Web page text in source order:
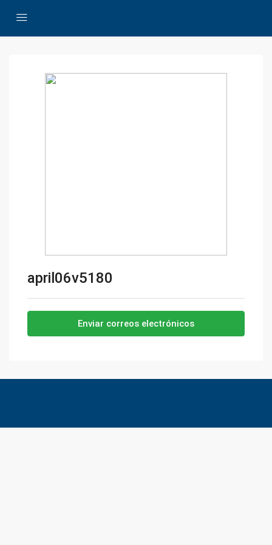
april06v5180
Enviar correos electrónicos